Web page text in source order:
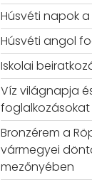
Húsvéti napok
Húsvéti angol
Iskolai
Víz világnapja
Bronzérem a
vármegyei
mezőnyében